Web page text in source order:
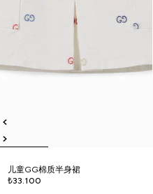
儿童GG棉质半身裙
₺33.100